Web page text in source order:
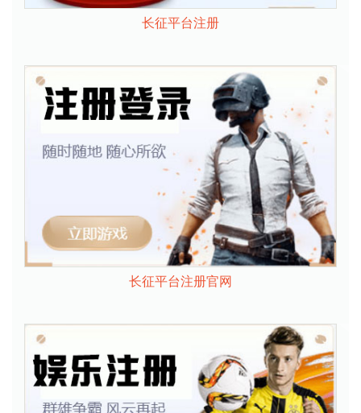
长征平台注册
长征平台注册官网